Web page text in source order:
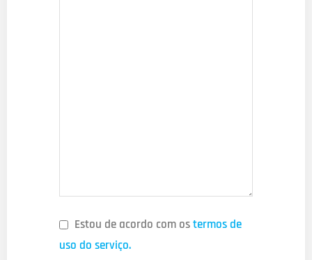
Estou de acordo com ostermos de
uso do serviço.